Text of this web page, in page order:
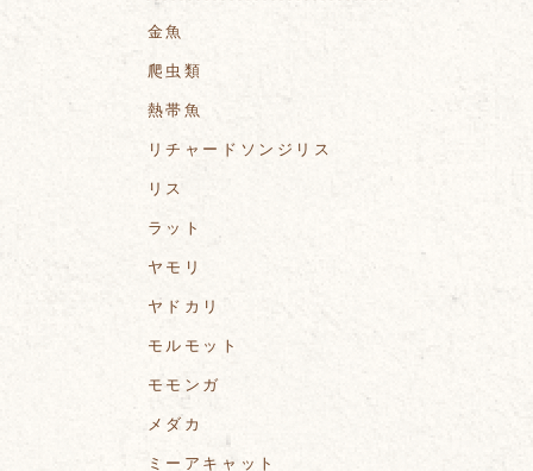
金魚
爬虫類
熱帯魚
リチャードソンジリス
リス
ラット
ヤモリ
ヤドカリ
モルモット
モモンガ
メダカ
ミーアキャット